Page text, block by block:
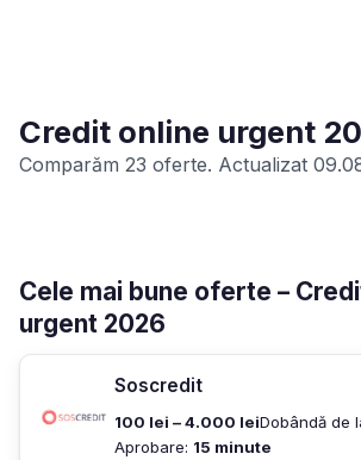
Credit online urgent
Comparăm 23 oferte. Actualizat
Cele mai bune oferte –
urgent 2026
Soscredit
100 lei – 4.000 leiDobândă de
Aprobare: 15 minute